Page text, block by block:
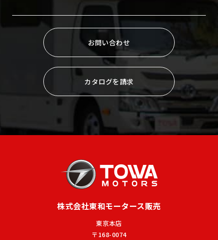
お問い合わせ
カタログを請求
株式会社東和モータース販売
東京本店
〒168-0074